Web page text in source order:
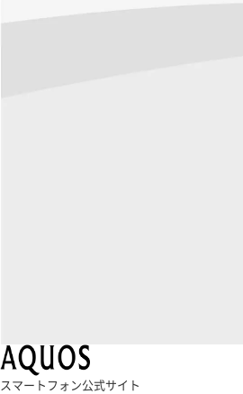
スマートフォン公式サイト